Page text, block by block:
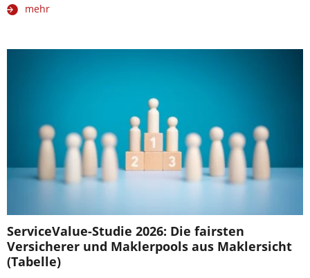
mehr
ServiceValue-Studie 2026: Die fairsten
Versicherer und Maklerpools aus Maklersicht
(Tabelle)